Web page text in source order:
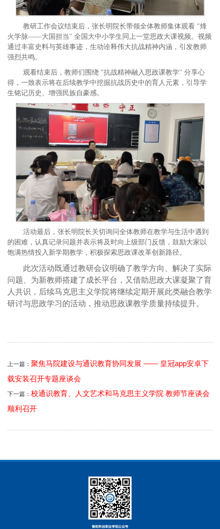
教研工作会议结束后，张长明院长带领全体教师集体观看 "烽
火学脉——大国担当" 全国大中小学生同上一堂思政大课视频。视频
通过丰富史料与英雄事迹，生动诠释伟大抗战精神内涵，引发教师
强烈共鸣。
观看结束后，教师们围绕 "抗战精神融入思政课教学" 分享心
得，一致表示将在后续教学中挖掘抗战历史中的育人元素，引导学
生铭记历史、增强民族自豪感。
活动最后，张长明院长关切询问全体教师在教学与生活中遇到
的困难，认真记录问题并表示将及时向上级部门反馈，鼓励大家以
饱满热情投入新学期教学，积极探索思政课改革创新路径。
此次活动既通过教研会议明确了教学方向、解决了实际
问题、为新教师搭建了成长平台，又借助思政大课凝聚了育
人共识，后续马克思主义学院将继续定期开展此类融合教学
研讨与思政学习的活动，推动思政课教学质量持续提升。
上一篇： 聚焦马院建设与通识教育协同发展 —— 皇冠app安卓下
载安装召开专题座谈会
下一篇： 校通识教育、人文艺术和马克思主义学院 教师节座谈会
顺利召开